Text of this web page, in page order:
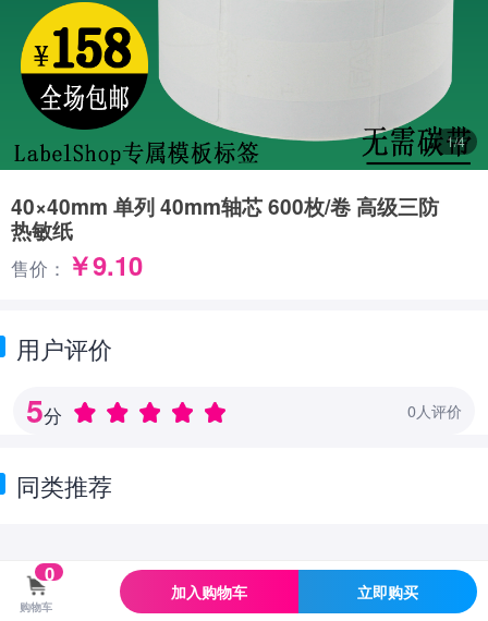
1/4
40×40mm 单列 40mm轴芯 600枚/卷 高级三防
热敏纸
售价： ￥9.10
用户评价
0人评价
5分
同类推荐
购物车
0
加入购物车 立即购买